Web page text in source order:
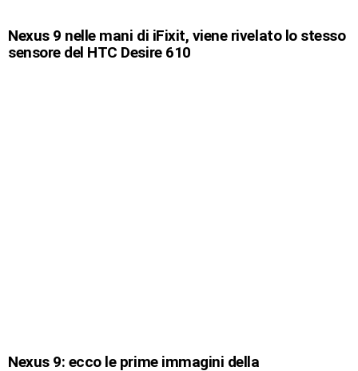
Nexus 9 nelle mani di iFixit, viene rivelato lo stesso
sensore del HTC Desire 610
Nexus 9: ecco le prime immagini della